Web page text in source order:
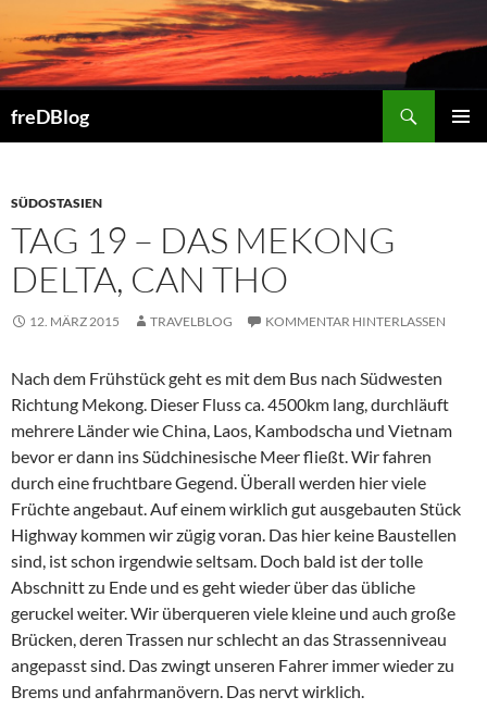
Inhalt
springen
freDBlog
SÜDOSTASIEN
TAG 19 – DAS MEKONG
DELTA, CAN THO
12. MÄRZ 2015 TRAVELBLOG KOMMENTAR HINTERLASSEN
Nach dem Frühstück geht es mit dem Bus nach Südwesten
Richtung Mekong. Dieser Fluss ca. 4500km lang, durchläuft
mehrere Länder wie China, Laos, Kambodscha und Vietnam
bevor er dann ins Südchinesische Meer fließt. Wir fahren
durch eine fruchtbare Gegend. Überall werden hier viele
Früchte angebaut. Auf einem wirklich gut ausgebauten Stück
Highway kommen wir zügig voran. Das hier keine Baustellen
sind, ist schon irgendwie seltsam. Doch bald ist der tolle
Abschnitt zu Ende und es geht wieder über das übliche
geruckel weiter. Wir überqueren viele kleine und auch große
Brücken, deren Trassen nur schlecht an das Strassenniveau
angepasst sind. Das zwingt unseren Fahrer immer wieder zu
Brems und anfahrmanövern. Das nervt wirklich.